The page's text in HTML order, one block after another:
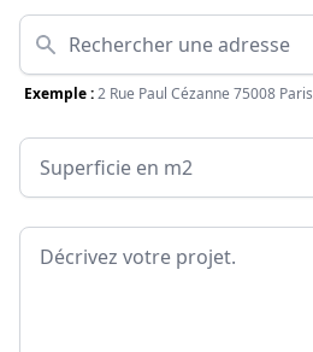
Adresse
Exemple :2 Rue Paul Cézanne 75008 Paris
Surface
Message